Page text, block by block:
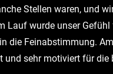
Stellen waren, und
Lauf wurde unser
die Feinabstimmung.
und sehr motiviert für die